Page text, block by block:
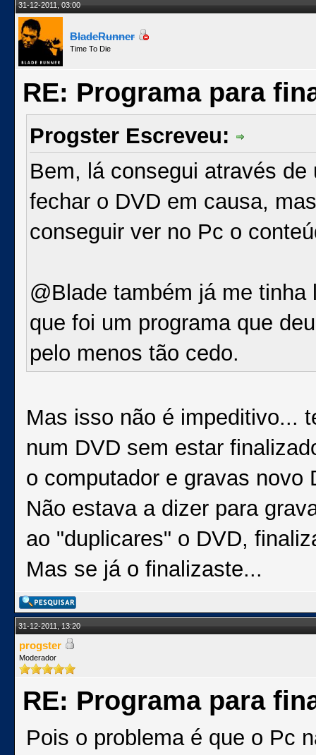
31-12-2011, 03:00
BladeRunner
Time To Die
RE: Programa para
Progster Escreveu:
Bem, lá consegui através
fechar o DVD em causa,
conseguir ver no Pc o
@Blade também já me
que foi um programa que
pelo menos tão cedo.
Mas isso não é impeditivo...
num DVD sem estar
o computador e gravas novo
Não estava a dizer para
ao "duplicares" o DVD,
Mas se já o finalizaste...
31-12-2011, 13:20
progster
Moderador
RE: Programa para
Pois o problema é que o Pc